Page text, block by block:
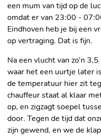
een mum van tijd op de
omdat er van 23:00 -
Eindhoven heb je bij een
op vertraging. Dat is fijn.
Na een vlucht van zo’n
waar het een uurtje later
de temperatuur hier zit
chauffeur staat al klaar
op, en zigzagt soepel
door. Tegen de tijd dat
zijn gewend, en we de